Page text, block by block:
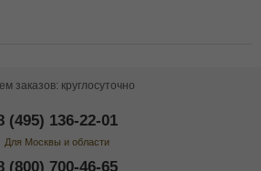
заказов: круглосуточно
(495) 136-22-01
Для Москвы и области
(800) 700-46-65